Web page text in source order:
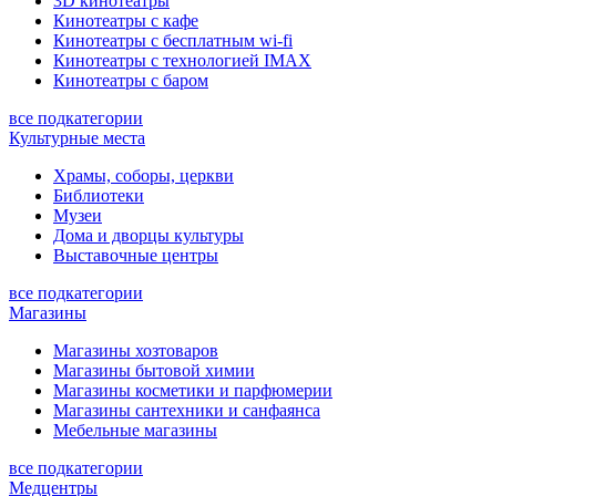
Кинотеатры с кафе
Кинотеатры с бесплатным wi-fi
Кинотеатры с технологией IMAX
Кинотеатры с баром
все подкатегории
Культурные места
Храмы, соборы, церкви
Библиотеки
Музеи
Дома и дворцы культуры
Выставочные центры
все подкатегории
Магазины
Магазины хозтоваров
Магазины бытовой химии
Магазины косметики и парфюмерии
Магазины сантехники и санфаянса
Мебельные магазины
все подкатегории
Медцентры